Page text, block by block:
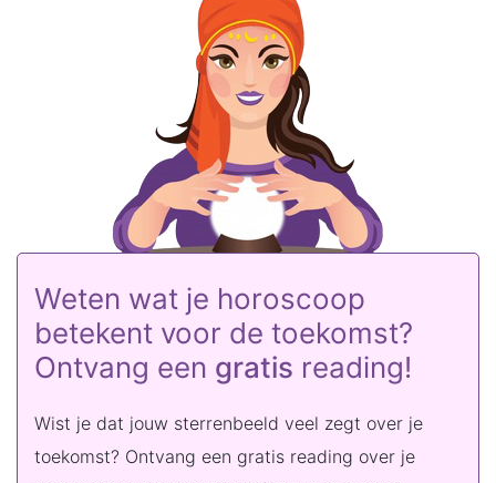
Weten wat je horoscoop
betekent voor de toekomst?
Ontvang een gratis reading!
Wist je dat jouw sterrenbeeld veel zegt over je
toekomst? Ontvang een gratis reading over je